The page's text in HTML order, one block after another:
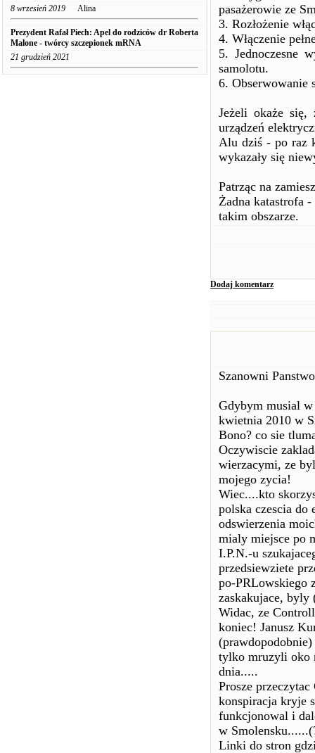
8 wrzesień 2019 Alina
Prezydent Rafał Piech: Apel do rodziców dr Roberta
Malone - twórcy szczepionek mRNA
21 grudzień 2021
pasażerowie ze
3. Rozłożenie
4. Włączenie
5. Jednoczesne
samolotu.
6. Obserwowanie
Jeżeli okaże się,
urządzeń
Alu dziś - po raz
wykazały się
Patrząc na
Żadna katastrofa
takim obszarze.
Dodaj komentarz
Szanowni
Gdybym musial
kwietnia 2010 w
Bono? co sie
Oczywiscie
wierzacymi, ze
mojego zycia!
Wiec....kto
polska czescia do
odswierzenia
mialy miejsce po
I.P.N.-u
przedsiewziete
po-PRLowskiego
zaskakujace, byly
Widac, ze
koniec! Janusz
tylko mruzyli oko
dnia.....
Prosze
konspiracja kryje
funkcjonowal i
w
Linki do stron